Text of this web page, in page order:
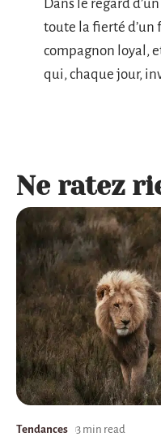
Dans le regard
toute la fierté d’un
compagnon loyal,
qui, chaque jour,
Ne ratez
Tendances 3 min read